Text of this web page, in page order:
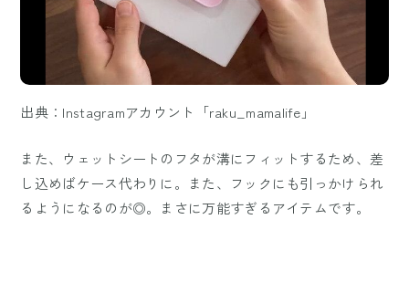
出典：Instagramアカウント「raku_mamalife」
また、ウェットシートのフタが溝にフィットするため、差
し込めばケース代わりに。また、フックにも引っかけられ
るようになるのが◎。まさに万能すぎるアイテムです。